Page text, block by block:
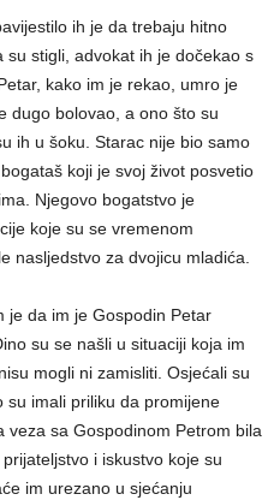
ih je da trebaju hitno
stigli, advokat ih je dočekao s
kako im je rekao, umro je
dugo bolovao, a ono što su
ih u šoku. Starac nije bio samo
koji je svoj život posvetio
Njegovo bogatstvo je
koje su se vremenom
nasljedstvo za dvojicu mladića.
je da im je Gospodin Petar
su se našli u situaciji koja im
mogli ni zamisliti. Osjećali su
su imali priliku da promijene
veza sa Gospodinom Petrom bila
i iskustvo koje su
im urezano u sjećanju